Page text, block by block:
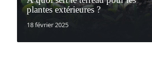
plantes extérieures ?
18 février 2025